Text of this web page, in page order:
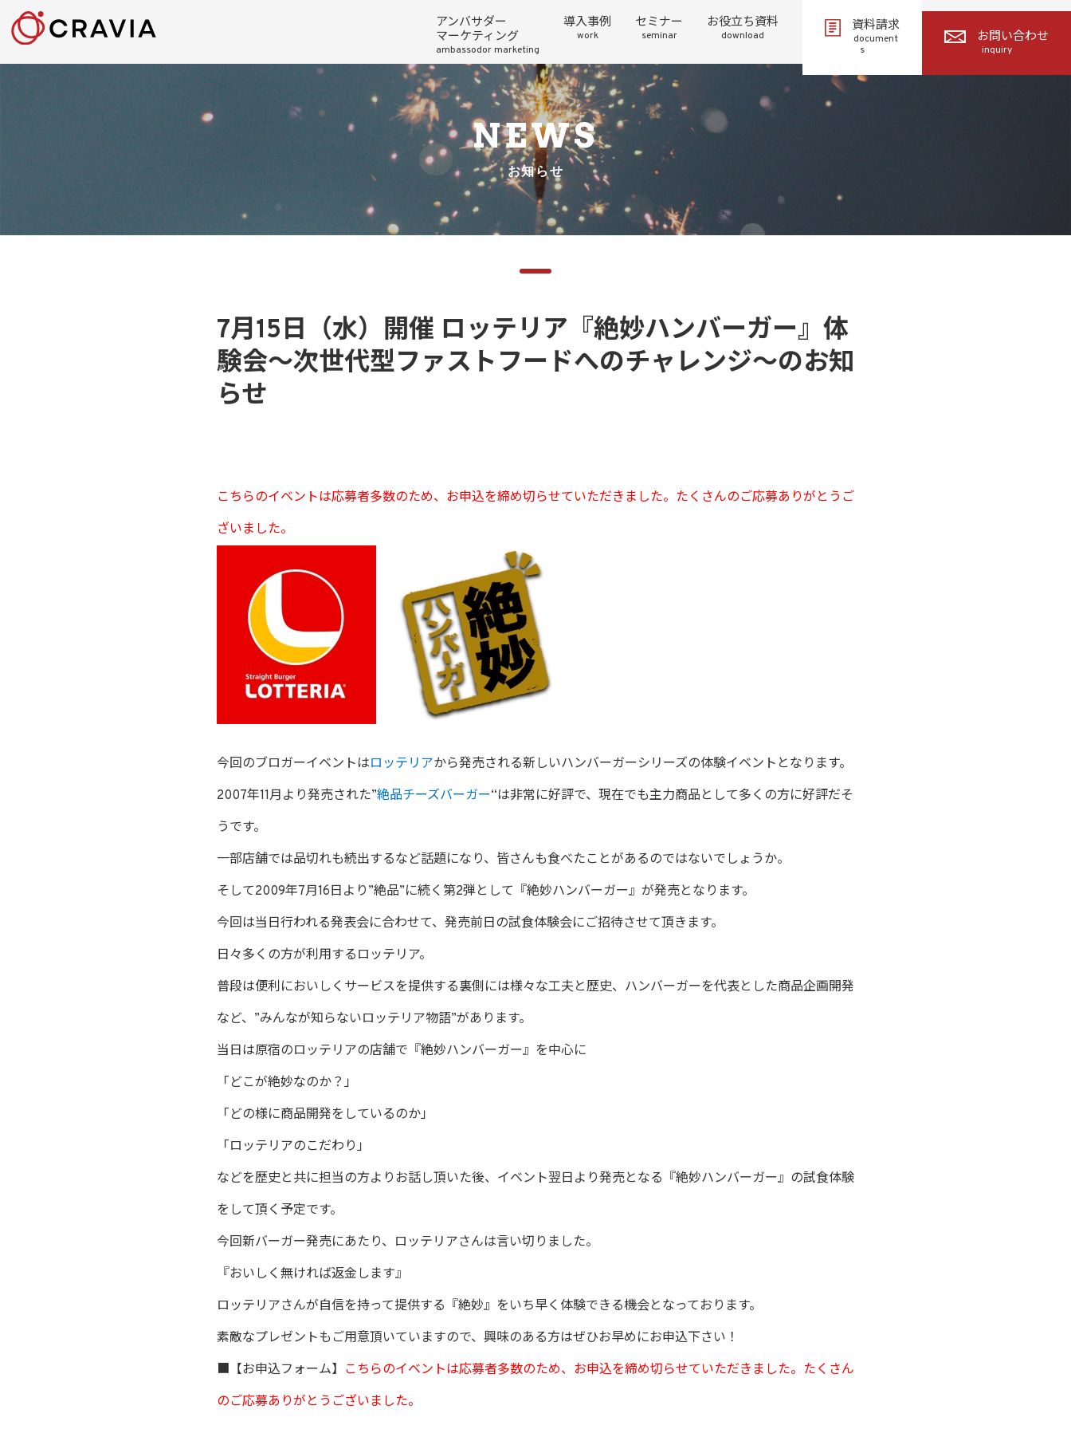
アンバサダー
マーケティング
ambassodor marketing
導入事例
work
セミナー
seminar
お役立ち資料
download
資料請求
document
s
お問い合わせ
inquiry
NEWS
お知らせ
7月15日（水）開催 ロッテリア『絶妙ハンバーガー』体
験会～次世代型ファストフードへのチャレンジ～のお知
らせ
こちらのイベントは応募者多数のため、お申込を締め切らせていただきました。たくさんのご応募ありがとうご
ざいました。
今回のブロガーイベントはロッテリアから発売される新しいハンバーガーシリーズの体験イベントとなります。
2007年11月より発売された”絶品チーズバーガー“は非常に好評で、現在でも主力商品として多くの方に好評だそ
うです。
一部店舗では品切れも続出するなど話題になり、皆さんも食べたことがあるのではないでしょうか。
そして2009年7月16日より”絶品”に続く第2弾として『絶妙ハンバーガー』が発売となります。
今回は当日行われる発表会に合わせて、発売前日の試食体験会にご招待させて頂きます。
日々多くの方が利用するロッテリア。
普段は便利においしくサービスを提供する裏側には様々な工夫と歴史、ハンバーガーを代表とした商品企画開発
など、”みんなが知らないロッテリア物語”があります。
当日は原宿のロッテリアの店舗で『絶妙ハンバーガー』を中心に
「どこが絶妙なのか？」
「どの様に商品開発をしているのか」
「ロッテリアのこだわり」
などを歴史と共に担当の方よりお話し頂いた後、イベント翌日より発売となる『絶妙ハンバーガー』の試食体験
をして頂く予定です。
今回新バーガー発売にあたり、ロッテリアさんは言い切りました。
『おいしく無ければ返金します』
ロッテリアさんが自信を持って提供する『絶妙』をいち早く体験できる機会となっております。
素敵なプレゼントもご用意頂いていますので、興味のある方はぜひお早めにお申込下さい！
■【お申込フォーム】 こちらのイベントは応募者多数のため、お申込を締め切らせていただきました。たくさん
のご応募ありがとうございました。